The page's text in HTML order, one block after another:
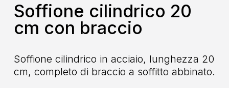
Soffione cilindrico 20
cm con braccio
Soffione cilindrico in acciaio, lunghezza 20
cm, completo di braccio a soffitto abbinato.